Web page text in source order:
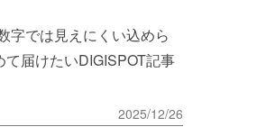
字では見えにくい込めら
届けたいDIGISPOT記事
2025/12/26